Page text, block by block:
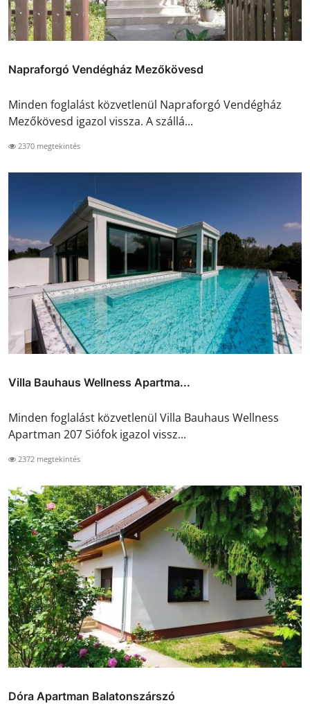
Napraforgó Vendégház Mezőkövesd
Minden foglalást közvetlenül Napraforgó Vendégház
Mezőkövesd igazol vissza. A szállá...
2370 megtekintés
Villa Bauhaus Wellness Apartma...
Minden foglalást közvetlenül Villa Bauhaus Wellness
Apartman 207 Siófok igazol vissz...
2372 megtekintés
Dóra Apartman Balatonszárszó